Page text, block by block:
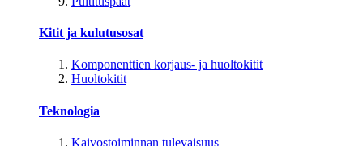
Kitit ja kulutusosat
Komponenttien korjaus- ja huoltokitit
Huoltokitit
Teknologia
Kaivostoiminnan tulevaisuus